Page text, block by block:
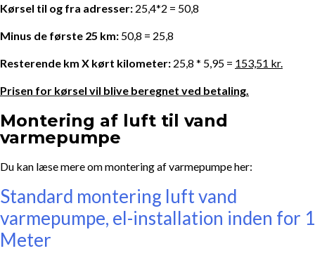
Kørsel til og fra adresser: 25,4*2 = 50,8
Minus de første 25 km: 50,8 = 25,8
Resterende km X kørt kilometer: 25,8 * 5,95 = 153,51 kr.
Prisen for kørsel vil blive beregnet ved betaling.
Montering af luft til vand
varmepumpe
Du kan læse mere om montering af varmepumpe her:
Standard montering luft vand
varmepumpe, el-installation inden for 1
Meter